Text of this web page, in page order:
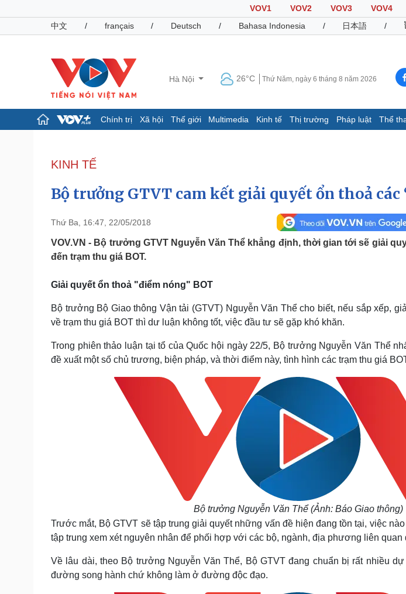
VOV1 VOV2 VOV3 VOV4
中文
/ français / Deutsch / Bahasa Indonesia / 日本語 /
Hà Nội 26°C Thứ Năm, ngày 6 tháng 8 năm 2026
Chính trị Xã hội Thế giới Multimedia Kinh tế Thị trường Pháp luật Thể
Đảng
Tổ chức nhân sự
Nhận diện sự thật
Dấu ấn VOV
Hồ sơ
Pháp luật
Vụ án
Tư vấn luật
Quân sự - Quốc phòng
Phân tích
Thể thao
Hậu trường
Sức khỏe
Dinh dưỡng - món ngon
Cây thuốc
Sản phụ khoa
Làm đẹp - giảm cân
Đời sống
Nhà đẹp
Blog
Tình yêu - Gia đình
Văn hóa
Sân khấu - Điện ảnh
Văn học
Âm nhạc
Di sản
KINH TẾ
Bộ trưởng GTVT cam kết giải quyết ổn thoả các
Thứ Ba, 16:47, 22/05/2018
VOV.VN - Bộ trưởng GTVT Nguyễn Văn Thể khẳng định, thời gian tới sẽ giải
đến trạm thu giá BOT.
Giải quyết ổn thoả "điểm nóng" BOT
Bộ trưởng Bộ Giao thông Vận tải (GTVT) Nguyễn Văn Thể cho biết, nếu sắp xếp,
về trạm thu giá BOT thì dư luận không tốt, việc đầu tư sẽ gặp khó khăn.
Trong phiên thảo luận tại tổ của Quốc hội ngày 22/5, Bộ trưởng Nguyễn Văn Thể
đề xuất một số chủ trương, biện pháp, và thời điểm này, tình hình các trạm thu giá
Bộ trưởng Nguyễn Văn Thể (Ảnh: Báo Giao thông)
Trước mắt, Bộ GTVT sẽ tập trung giải quyết những vấn đề hiện đang tồn tại, việc
tập trung xem xét nguyên nhân để phối hợp với các bộ, ngành, địa phương liên quan
Về lâu dài, theo Bộ trưởng Nguyễn Văn Thể, Bộ GTVT đang chuẩn bị rất nhiều
đường song hành chứ không làm ở đường độc đạo.